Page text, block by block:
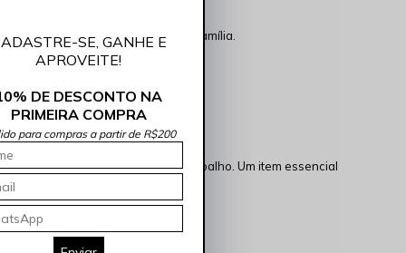
descontraídos com amigos e família.
encontros e até mesmo para o trabalho. Um item essencial
SE, GANHE E
APROVEITE!
DE DESCONTO NA
PRIMEIRA COMPRA
para compras a partir de R$200